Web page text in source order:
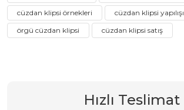
cüzdan klipsi örnekleri
cüzdan klipsi yapılışı
örgü cüzdan klipsi
cüzdan klipsi satış
Hızlı Teslimat